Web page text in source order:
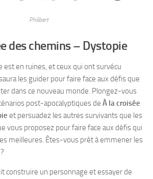
Philibert
des chemins – Dystopie
est en ruines, et ceux qui ont survécu
les guider pour faire face aux défis que
dans ce nouveau monde. Plongez-vous
post-apocalyptiques de À la croisée
et persuadez les autres survivants que les
vous proposez pour faire face aux défis qui
meilleures. Êtes-vous prêt à emmener les
construire un personnage et essayer de